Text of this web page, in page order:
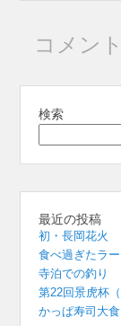
コメン
検索
最近の投稿
初・長岡花火
食べ過ぎたラ
寺泊での釣り
第22回景虎杯
かっぱ寿司大